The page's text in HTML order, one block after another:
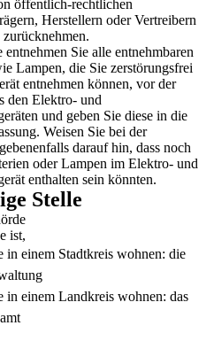
öffentlich-rechtlichen
Herstellern oder Vertreibern
Sie alle entnehmbaren
Lampen, die Sie zerstörungsfrei
entnehmen können, vor der
den Elektro- und
und geben Sie diese in die
Weisen Sie bei der
darauf hin, dass noch
oder Lampen im Elektro- und
enthalten sein könnten.
Stelle
ist,
in einem Stadtkreis wohnen: die
in einem Landkreis wohnen: das